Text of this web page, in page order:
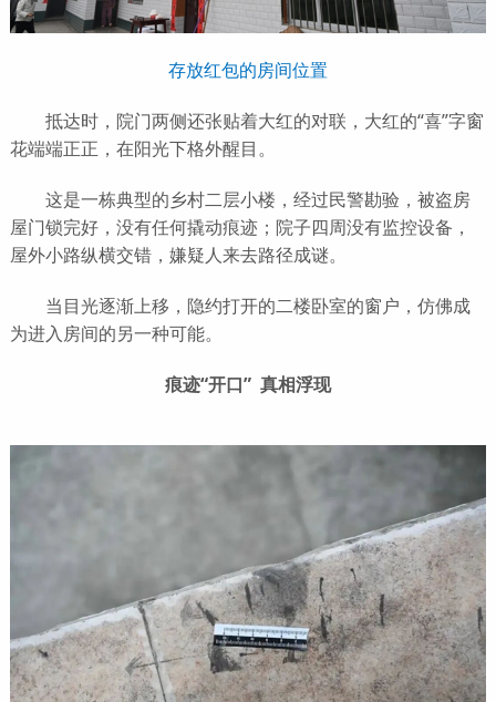
存放红包的房间位置
抵达时，院门两侧还张贴着大红的对联，大红的“喜”字窗
花端端正正，在阳光下格外醒目。
这是一栋典型的乡村二层小楼，经过民警勘验，被盗房
屋门锁完好，没有任何撬动痕迹；院子四周没有监控设备，
屋外小路纵横交错，嫌疑人来去路径成谜。
当目光逐渐上移，隐约打开的二楼卧室的窗户，仿佛成
为进入房间的另一种可能。
痕迹“开口” 真相浮现